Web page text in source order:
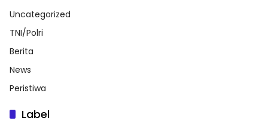
Uncategorized
TNI/Polri
Berita
News
Peristiwa
Label